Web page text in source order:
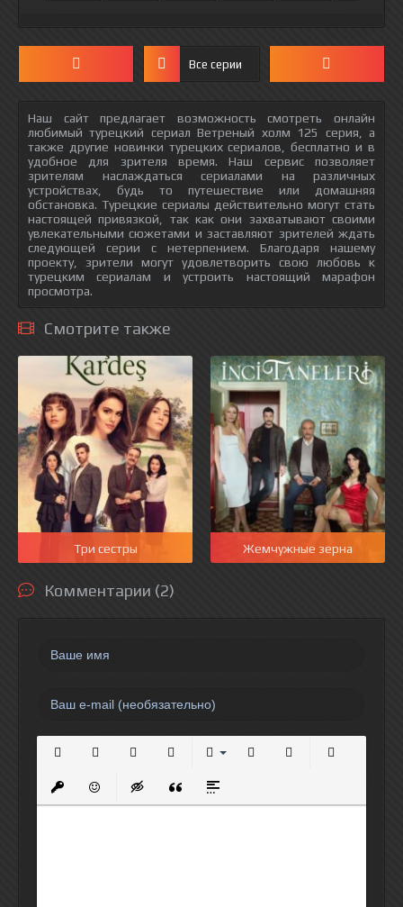
Все серии
Наш сайт предлагает возможность смотреть онлайн
любимый турецкий сериал Ветреный холм 125 серия, а
также другие новинки турецких сериалов, бесплатно и в
удобное для зрителя время. Наш сервис позволяет
зрителям наслаждаться сериалами на различных
устройствах, будь то путешествие или домашняя
обстановка. Турецкие сериалы действительно могут стать
настоящей привязкой, так как они захватывают своими
увлекательными сюжетами и заставляют зрителей ждать
следующей серии с нетерпением. Благодаря нашему
проекту, зрители могут удовлетворить свою любовь к
турецким сериалам и устроить настоящий марафон
просмотра.
Смотрите также
Три сестры Жемчужные зерна
Комментарии (2)
Вставить защищенную ссылку
Вставить смайлик
Вставка скрытого текста
Вставка цитаты
Вставка спойлера